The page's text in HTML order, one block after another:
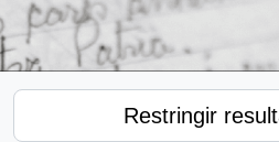
Restringir